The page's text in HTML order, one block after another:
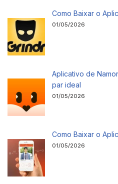
Como Baixar o
01/05/2026
Aplicativo de
par ideal
01/05/2026
Como Baixar o
01/05/2026